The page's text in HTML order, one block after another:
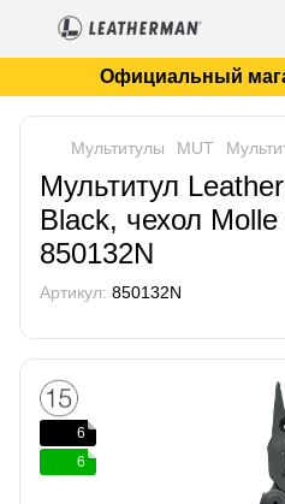
Официальный
Мультитулы MUT
Мультитул
Black, чехол
850132N
Артикул: 850132N
6
6